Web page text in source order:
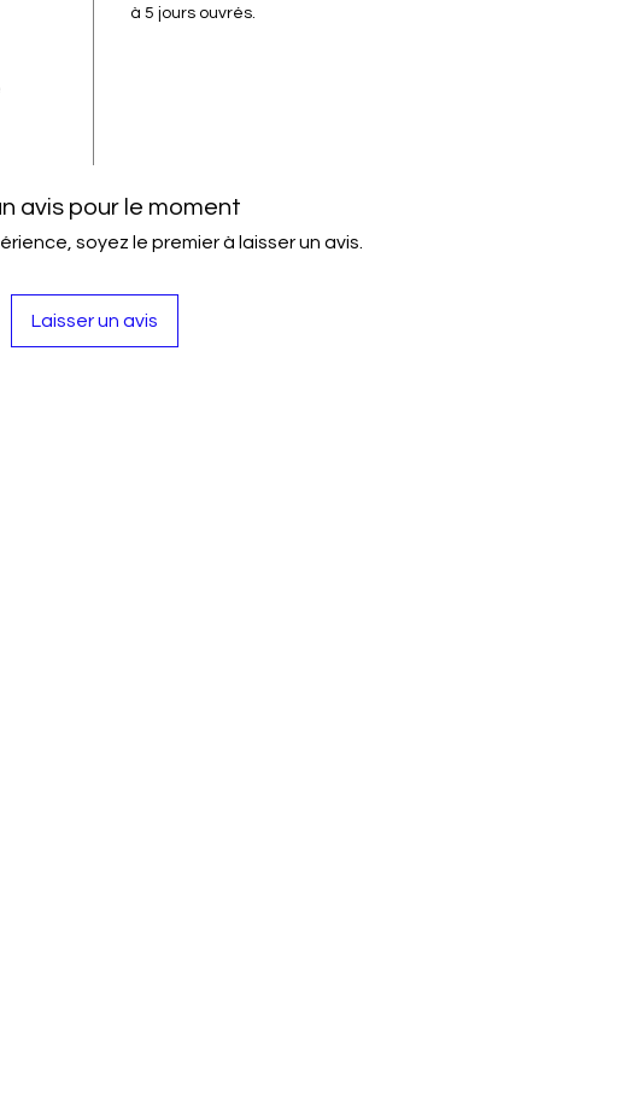
à 5 jours ouvrés.
avis pour le moment
soyez le premier à laisser un avis.
Laisser un avis